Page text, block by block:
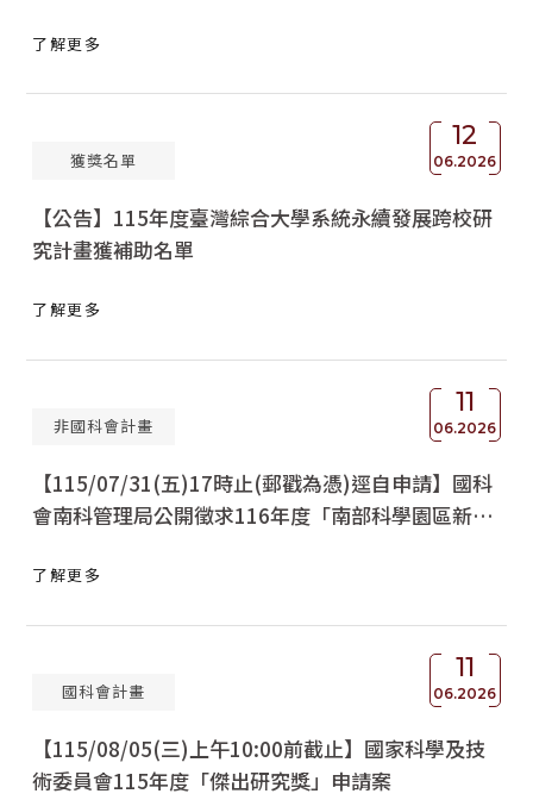
了解更多
12
06.2026
獲獎名單
【公告】115年度臺灣綜合大學系統永續發展跨校研
究計畫獲補助名單
了解更多
11
06.2026
非國科會計畫
【115/07/31(五)17時止(郵戳為憑)逕自申請】國科
會南科管理局公開徵求116年度「南部科學園區新興
了解更多
11
06.2026
國科會計畫
【115/08/05(三)上午10:00前截止】國家科學及技
術委員會115年度「傑出研究獎」申請案